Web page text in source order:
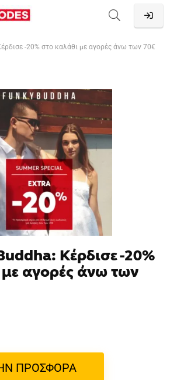
-20% στο καλάθι με αγορές άνω των 70€
Κέρδισε -20%
αγορές άνω των
ΠΡΟΣΦΟΡΑ